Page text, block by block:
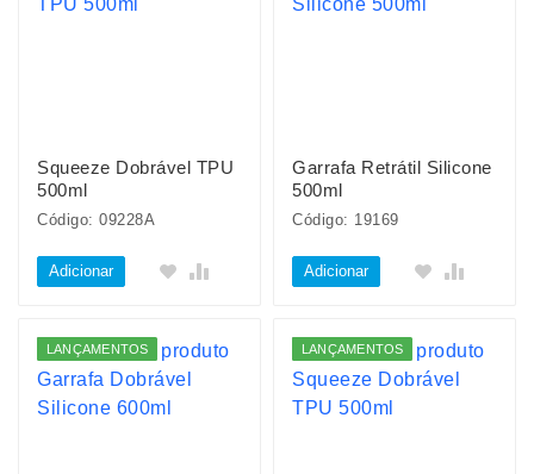
Squeeze Dobrável TPU
500ml
Código: 09228A
Adicionar
Garrafa Retrátil Silicone
500ml
Código: 19169
Adicionar
LANÇAMENTOS LANÇAMENTOS